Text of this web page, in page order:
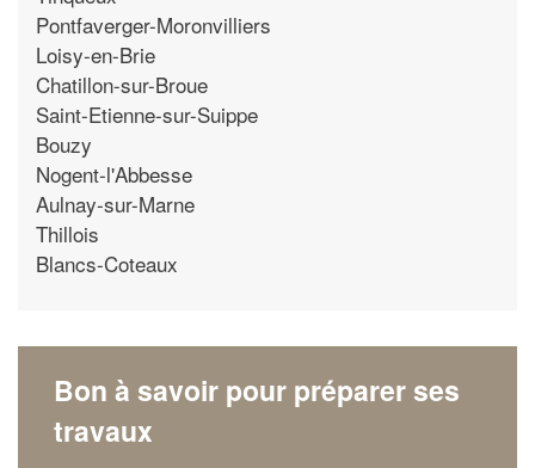
Pontfaverger-Moronvilliers
Loisy-en-Brie
Chatillon-sur-Broue
Saint-Etienne-sur-Suippe
Bouzy
Nogent-l'Abbesse
Aulnay-sur-Marne
Thillois
Blancs-Coteaux
Bon à savoir pour préparer ses
travaux